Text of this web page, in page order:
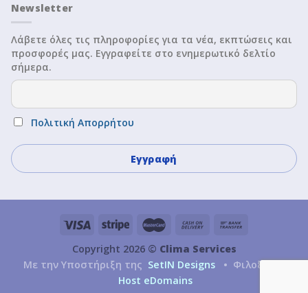
Newsletter
Λάβετε όλες τις πληροφορίες για τα νέα, εκπτώσεις και
προσφορές μας. Εγγραφείτε στο ενημερωτικό δελτίο
σήμερα.
Πολιτική Απορρήτου
Copyright 2026 © Clima Services
Με την Υποστήριξη της SetIN Designs
• Φιλοξενία
Host eDomains